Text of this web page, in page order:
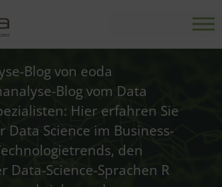
Blog von eoda
Blog vom Data
Hier erfahren Sie
Data Science im Business-
den
Data-Science-Sprachen R